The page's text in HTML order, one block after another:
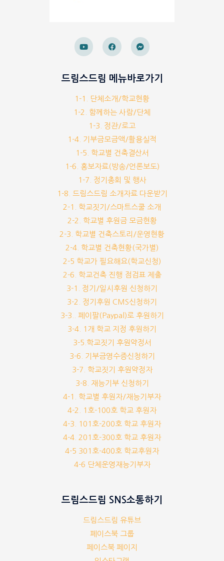
드림스드림 메뉴바로가기
1-1. 단체소개/학교현황
1-2. 함께하는 사람/단체
1-3. 정관/로고
1-4. 기부금모금액/활용실적
1-5. 학교별 건축결산서
1-6. 홍보자료(방송/언론보도)
1-7. 정기총회 및 행사
1-8. 드림스드림 소개자료 다운받기
2-1. 학교짓기/스마트스쿨 소개
2-2. 학교별 후원금 모금현황
2-3. 학교별 건축스토리/운영현황
2-4. 학교별 건축현황(국가별)
2-5 학교가 필요해요(학교신청)
2-6. 학교건축 진행 점검표 제출
3-1. 정기/일시후원 신청하기
3-2. 정기후원 CMS신청하기
3-3.. 페이팔(Paypal)로 후원하기
3-4. 1개 학교 지정 후원하기
3-5.학교짓기 후원약정서
3-6. 기부금영수증신청하기
3-7. 학교짓기 후원약정자
3-8. 재능기부 신청하기
4-1. 학교별 후원자/재능기부자
4-2. 1호-100호 학교 후원자
4-3. 101호-200호 학교 후원자
4-4. 201호-300호 학교 후원자
4-5 301호-400호 학교후원자
4-6 단체운영재능기부자
드림스드림 SNS소통하기
드림스드림 유튜브
페이스북 그룹
페이스북 페이지